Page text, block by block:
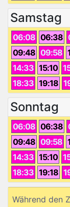
Samstag
06:08 06:38
09:48 09:58
14:33 15:10
18:33 19:18
Sonntag
06:08 06:38
09:48 09:58
14:33 15:10
18:33 19:18
Während den